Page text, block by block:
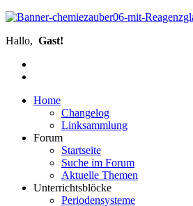
Hallo, Gast!
Home
Changelog
Linksammlung
Forum
Startseite
Suche im Forum
Aktuelle Themen
Unterrichtsblöcke
Periodensysteme